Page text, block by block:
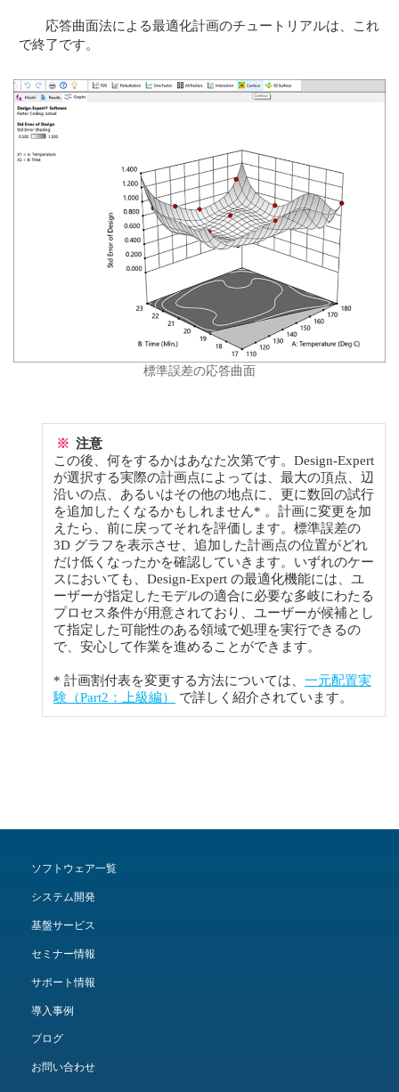
応答曲面法による最適化計画のチュートリアルは、これ
で終了です。
標準誤差の応答曲面
※ 注意
この後、何をするかはあなた次第です。Design-Expert
が選択する実際の計画点によっては、最大の頂点、辺
沿いの点、あるいはその他の地点に、更に数回の試行
を追加したくなるかもしれません* 。計画に変更を加
えたら、前に戻ってそれを評価します。標準誤差の
3D グラフを表示させ、追加した計画点の位置がどれ
だけ低くなったかを確認していきます。いずれのケー
スにおいても、Design-Expert の最適化機能には、ユ
ーザーが指定したモデルの適合に必要な多岐にわたる
プロセス条件が用意されており、ユーザーが候補とし
て指定した可能性のある領域で処理を実行できるの
で、安心して作業を進めることができます。
* 計画割付表を変更する方法については、 一元配置実
験（Part2：上級編）
で詳しく紹介されています。
ソフトウェア一覧
システム開発
基盤サービス
セミナー情報
サポート情報
導入事例
ブログ
お問い合わせ